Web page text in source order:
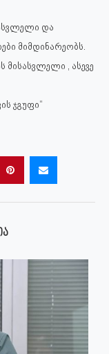
და
მიმდინარეობს.
, ასევე
ჯგუფი“